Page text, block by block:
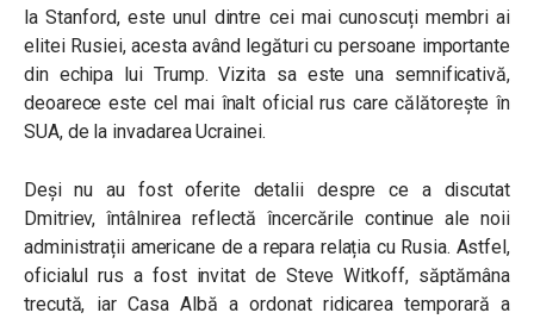
la Stanford, este unul dintre cei mai cunoscuți membri ai
elitei Rusiei, acesta având legături cu persoane importante
din echipa lui Trump. Vizita sa este una semnificativă,
deoarece este cel mai înalt oficial rus care călătorește în
SUA, de la invadarea Ucrainei.
Deși nu au fost oferite detalii despre ce a discutat
Dmitriev, întâlnirea reflectă încercările continue ale noii
administrații americane de a repara relația cu Rusia. Astfel,
oficialul rus a fost invitat de Steve Witkoff, săptămâna
trecută, iar Casa Albă a ordonat ridicarea temporară a